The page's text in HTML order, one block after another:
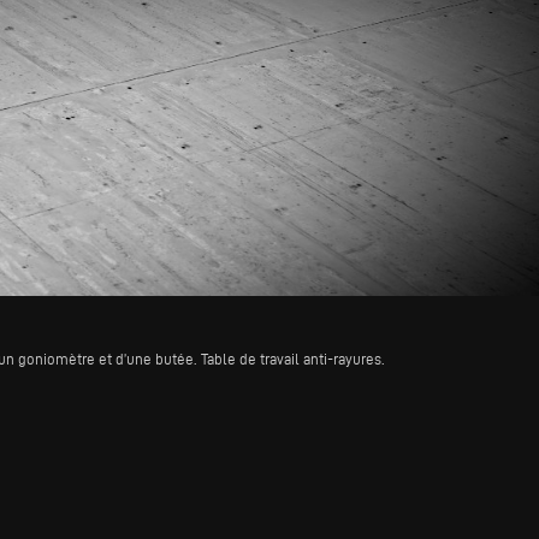
goniomètre et d’une butée. Table de travail anti-rayures.